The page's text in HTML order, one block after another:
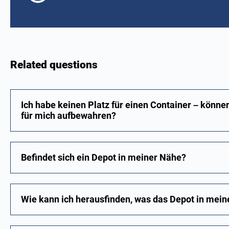
Related questions
Ich habe keinen Platz für einen Container –
für mich aufbewahren?
Befindet sich ein Depot in meiner Nähe?
Wie kann ich herausfinden, was das Depot in